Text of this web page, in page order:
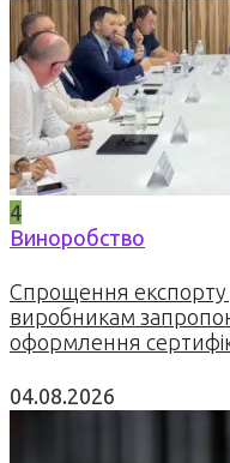
4
Виноробство
Спрощення експорту
виробникам
оформлення
04.08.2026